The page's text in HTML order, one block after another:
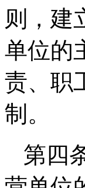
则，建
单位的
责、职
制。
第四